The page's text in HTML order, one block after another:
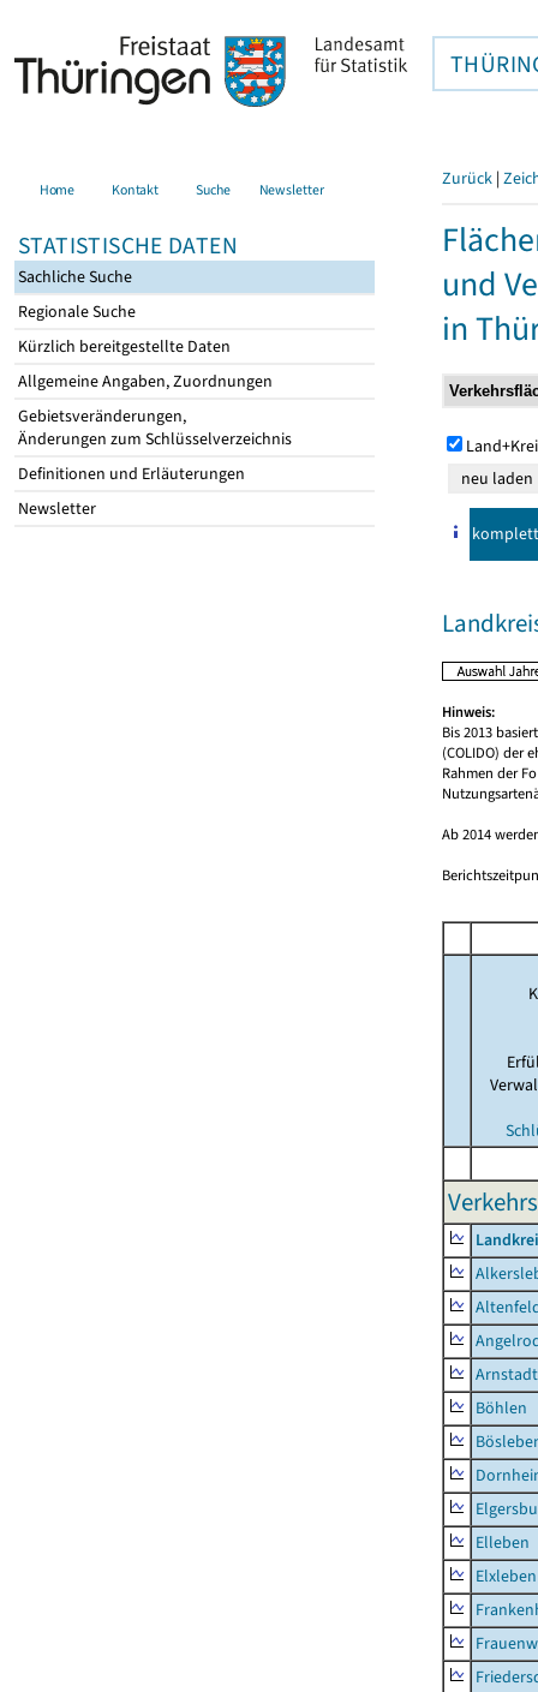
Home Kontakt Suche Newsletter
STATISTISCHE DATEN
Sachliche Suche
Regionale Suche
Kürzlich bereitgestellte Daten
Allgemeine Angaben, Zuordnungen
Gebietsveränderungen,
Änderungen zum Schlüsselverzeichnis
Definitionen und Erläuterungen
Newsletter
Zurück |
und
in
komplett
Hinweis:
Bis 2013
(COLIDO) der
Rahmen der
Ab 2014
Böhlen
Elleben
Elxleben